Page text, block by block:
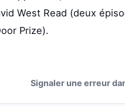
West Read (deux
Prize).
Signaler une erreur